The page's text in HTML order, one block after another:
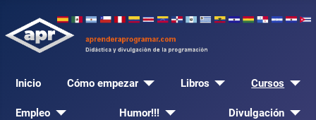
Inicio Cómo empezar Libros Cursos
Empleo Humor!!! Divulgación